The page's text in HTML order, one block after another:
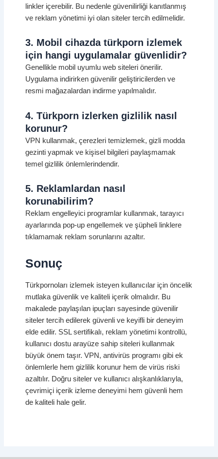
linkler içerebilir. Bu nedenle güvenilirliği kanıtlanmış
ve reklam yönetimi iyi olan siteler tercih edilmelidir.
3. Mobil cihazda türkporn izlemek
için hangi uygulamalar güvenlidir?
Genellikle mobil uyumlu web siteleri önerilir.
Uygulama indirirken güvenilir geliştiricilerden ve
resmi mağazalardan indirme yapılmalıdır.
4. Türkporn izlerken gizlilik nasıl
korunur?
VPN kullanmak, çerezleri temizlemek, gizli modda
gezinti yapmak ve kişisel bilgileri paylaşmamak
temel gizlilik önlemlerindendir.
5. Reklamlardan nasıl
korunabilirim?
Reklam engelleyici programlar kullanmak, tarayıcı
ayarlarında pop-up engellemek ve şüpheli linklere
tıklamamak reklam sorunlarını azaltır.
Sonuç
Türkpornoları izlemek isteyen kullanıcılar için öncelik
mutlaka güvenlik ve kaliteli içerik olmalıdır. Bu
makalede paylaşılan ipuçları sayesinde güvenilir
siteler tercih edilerek güvenli ve keyifli bir deneyim
elde edilir. SSL sertifikalı, reklam yönetimi kontrollü,
kullanıcı dostu arayüze sahip siteleri kullanmak
büyük önem taşır. VPN, antivirüs programı gibi ek
önlemlerle hem gizlilik korunur hem de virüs riski
azaltılır. Doğru siteler ve kullanıcı alışkanlıklarıyla,
çevrimiçi içerik izleme deneyimi hem güvenli hem
de kaliteli hale gelir.